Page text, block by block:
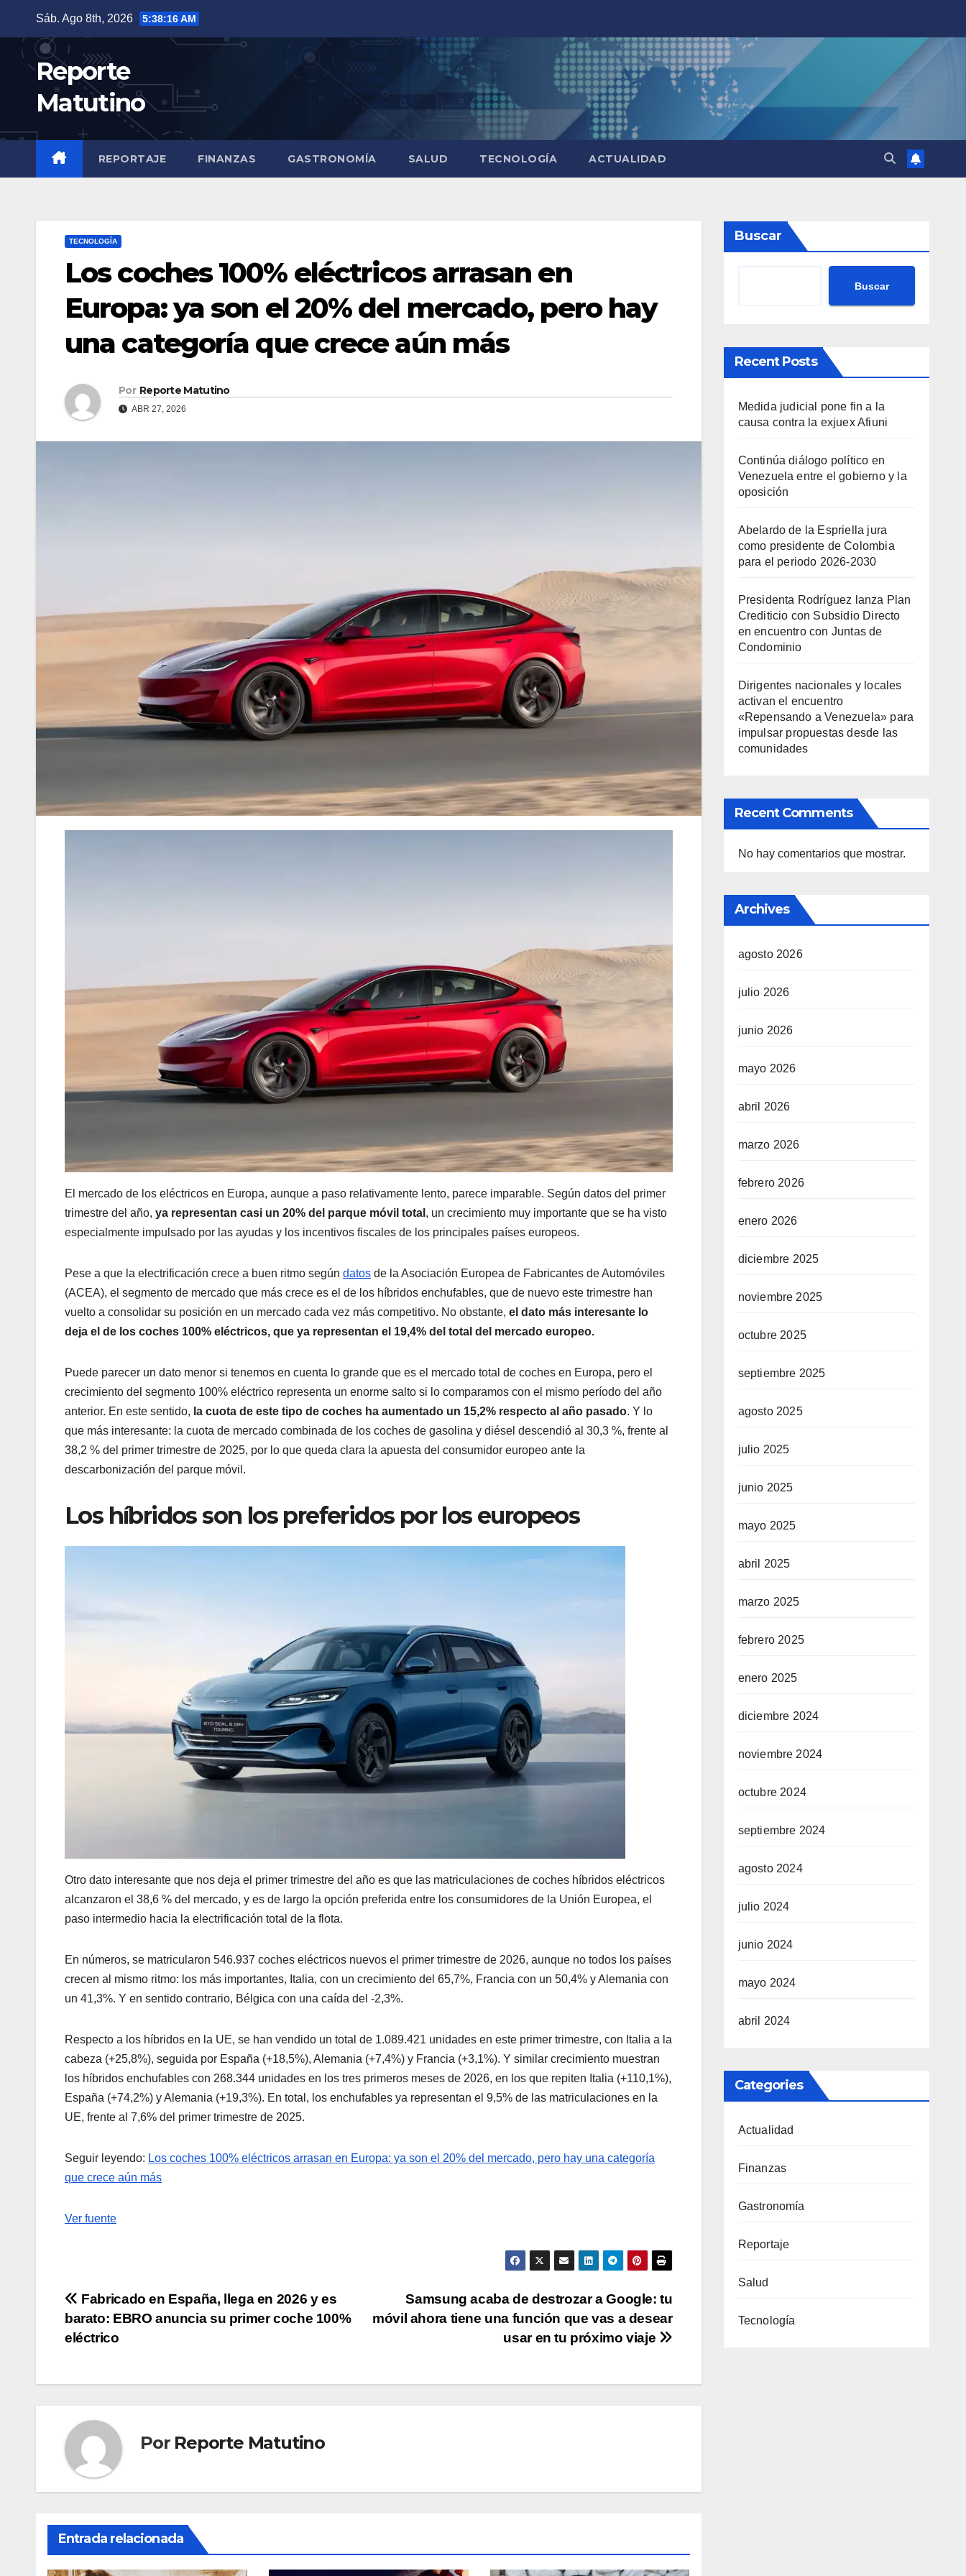
contenido
Sáb. Ago 8th, 2026 5:38:17 AM
Reporte
Matutino
REPORTAJE FINANZAS GASTRONOMÍA SALUD TECNOLOGÍA ACTUALIDAD
TECNOLOGÍA
Los coches 100% eléctricos arrasan en
Europa: ya son el 20% del mercado, pero hay
una categoría que crece aún más
Por Reporte Matutino
ABR 27, 2026
El mercado de los eléctricos en Europa, aunque a paso relativamente lento, parece imparable. Según datos del primer
trimestre del año, ya representan casi un 20% del parque móvil total , un crecimiento muy importante que se ha visto
especialmente impulsado por las ayudas y los incentivos fiscales de los principales países europeos.
Pese a que la electrificación crece a buen ritmo según datos de la Asociación Europea de Fabricantes de Automóviles
(ACEA), el segmento de mercado que más crece es el de los híbridos enchufables, que de nuevo este trimestre han
vuelto a consolidar su posición en un mercado cada vez más competitivo. No obstante, el dato más interesante lo
deja el de los coches 100% eléctricos, que ya representan el 19,4% del total del mercado europeo.
Puede parecer un dato menor si tenemos en cuenta lo grande que es el mercado total de coches en Europa, pero el
crecimiento del segmento 100% eléctrico representa un enorme salto si lo comparamos con el mismo período del año
anterior. En este sentido, la cuota de este tipo de coches ha aumentado un 15,2% respecto al año pasado. Y lo
que más interesante: la cuota de mercado combinada de los coches de gasolina y diésel descendió al 30,3 %, frente al
38,2 % del primer trimestre de 2025, por lo que queda clara la apuesta del consumidor europeo ante la
descarbonización del parque móvil.
Los híbridos son los preferidos por los europeos
Otro dato interesante que nos deja el primer trimestre del año es que las matriculaciones de coches híbridos eléctricos
alcanzaron el 38,6 % del mercado, y es de largo la opción preferida entre los consumidores de la Unión Europea, el
paso intermedio hacia la electrificación total de la flota.
En números, se matricularon 546.937 coches eléctricos nuevos el primer trimestre de 2026, aunque no todos los países
crecen al mismo ritmo: los más importantes, Italia, con un crecimiento del 65,7%, Francia con un 50,4% y Alemania con
un 41,3%. Y en sentido contrario, Bélgica con una caída del -2,3%.
Respecto a los híbridos en la UE, se han vendido un total de 1.089.421 unidades en este primer trimestre, con Italia a la
cabeza (+25,8%), seguida por España (+18,5%), Alemania (+7,4%) y Francia (+3,1%). Y similar crecimiento muestran
los híbridos enchufables con 268.344 unidades en los tres primeros meses de 2026, en los que repiten Italia (+110,1%),
España (+74,2%) y Alemania (+19,3%). En total, los enchufables ya representan el 9,5% de las matriculaciones en la
UE, frente al 7,6% del primer trimestre de 2025.
Seguir leyendo: Los coches 100% eléctricos arrasan en Europa: ya son el 20% del mercado, pero hay una categoría
que crece aún más
Ver fuente
Navegación
de
Samsung acaba de destrozar a Google: tu
móvil ahora tiene una función que vas a desear
usar en tu próximo viaje
Fabricado en España, llega en 2026 y es
barato: EBRO anuncia su primer coche 100%
eléctrico
Por Reporte Matutino
Entrada relacionada
Buscar
Buscar
Recent Posts
Medida judicial pone fin a la
causa contra la exjuex Afiuni
Continúa diálogo político en
Venezuela entre el gobierno y la
oposición
Abelardo de la Espriella jura
como presidente de Colombia
para el periodo 2026-2030
Presidenta Rodríguez lanza Plan
Crediticio con Subsidio Directo
en encuentro con Juntas de
Condominio
Dirigentes nacionales y locales
activan el encuentro
«Repensando a Venezuela» para
impulsar propuestas desde las
comunidades
Recent Comments
No hay comentarios que mostrar.
Archives
agosto 2026
julio 2026
junio 2026
mayo 2026
abril 2026
marzo 2026
febrero 2026
enero 2026
diciembre 2025
noviembre 2025
octubre 2025
septiembre 2025
agosto 2025
julio 2025
junio 2025
mayo 2025
abril 2025
marzo 2025
febrero 2025
enero 2025
diciembre 2024
noviembre 2024
octubre 2024
septiembre 2024
agosto 2024
julio 2024
junio 2024
mayo 2024
abril 2024
Categories
Actualidad
Finanzas
Gastronomía
Reportaje
Salud
Tecnología